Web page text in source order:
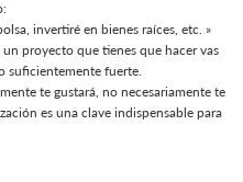
invertiré en bienes raíces, etc. »
proyecto que tienes que hacer vas
suficientemente fuerte.
te gustará, no necesariamente te
es una clave indispensable para